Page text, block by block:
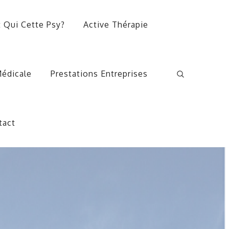
Qui Cette Psy? Active Thérapie
Prestations Entreprises